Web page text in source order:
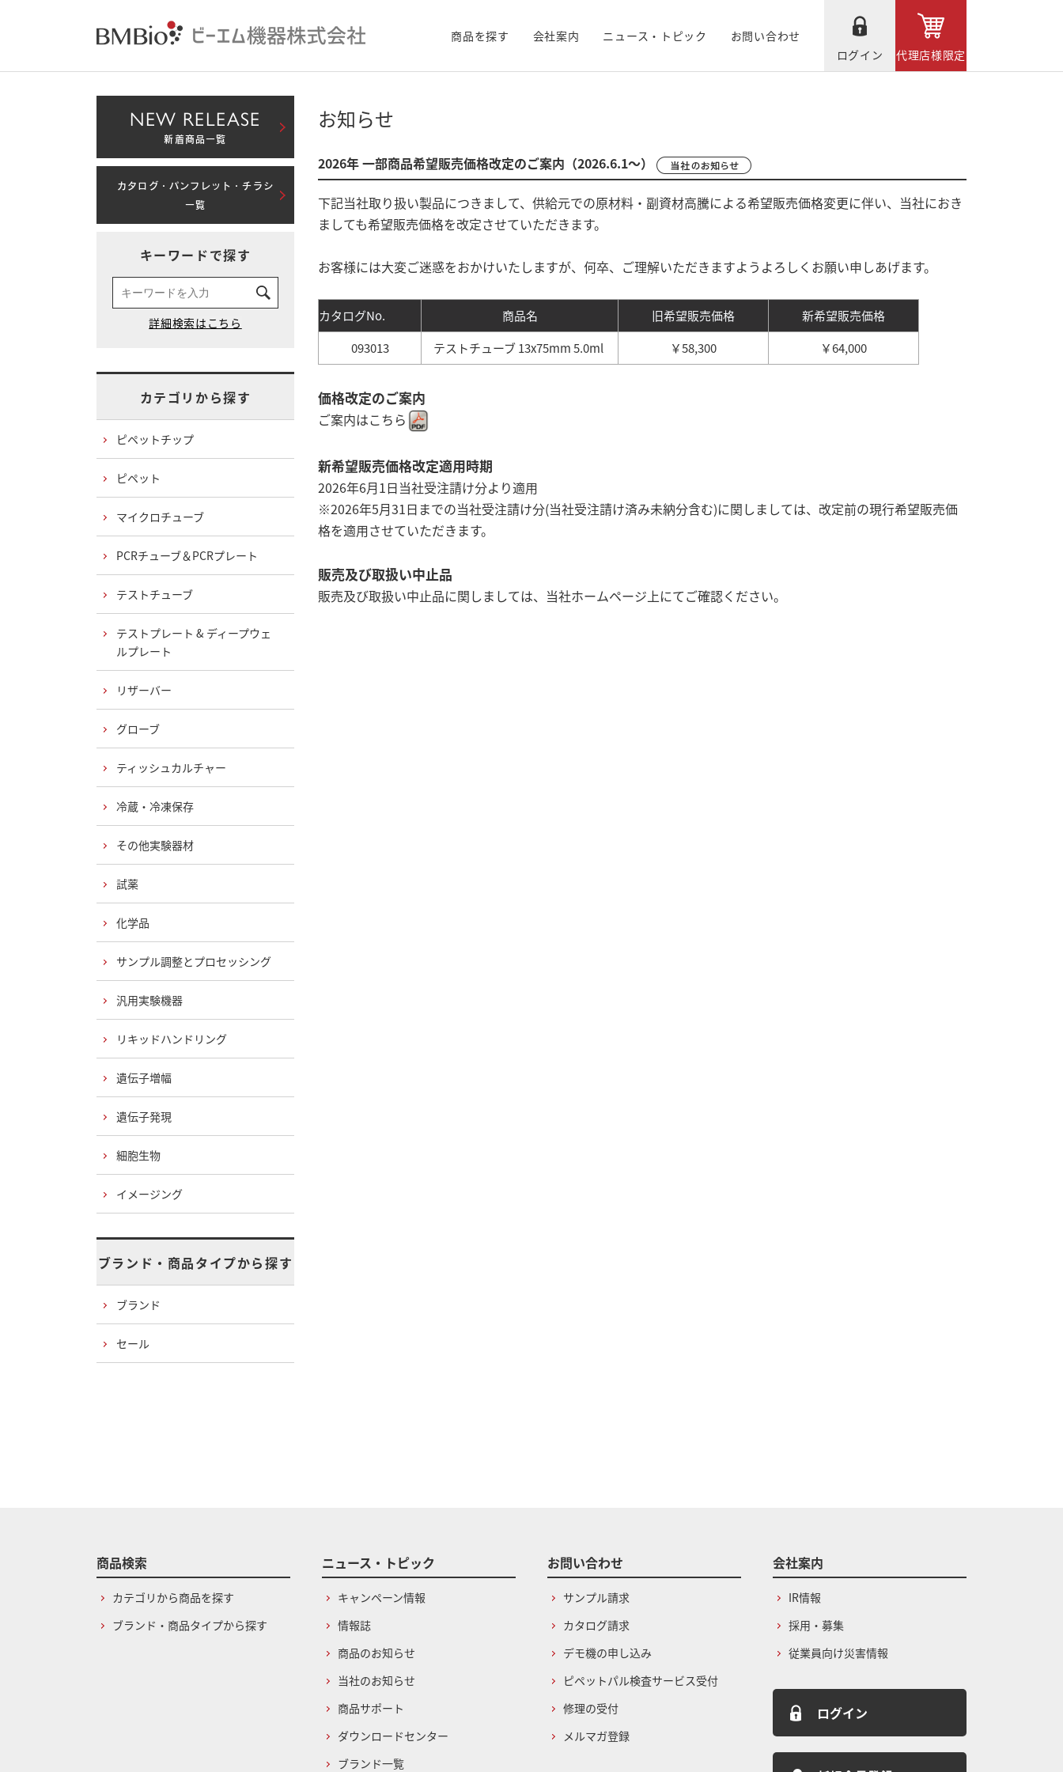
商品を探す 会社案内 ニュース・トピック
お問い合わせ
ログイン
代理店様限定
お知らせ
2026年 一部商品希望販売価格改定のご案内（2026.6.1～）
下記当社取り扱い製品につきまして、供給元での原材料・副資材高騰による希望販売価格変更に伴い、当社におき
ましても希望販売価格を改定させていただきます。
お客様には大変ご迷惑をおかけいたしますが、何卒、ご理解いただきますようよろしくお願い申しあげます。
カタログNo. 商品名 旧希望販売価格
新希望販売価格
093013
テストチューブ 13x75mm 5.0ml ￥58,300 ￥64,000
価格改定のご案内
ご案内はこちら
新希望販売価格改定適用時期
2026年6月1日当社受注請け分より適用
※2026年5月31日までの当社受注請け分(当社受注請け済み未納分含む)に関しましては、改定前の現行希望販売価
格を適用させていただきます。
販売及び取扱い中止品
販売及び取扱い中止品に関しましては、当社ホームページ上にてご確認ください。
NEW RELEASE
新着商品一覧
カタログ・パンフレット・チラシ
一覧
キーワードで探す
カテゴリから探す
ピペットチップ
ピペット
マイクロチューブ
PCRチューブ＆PCRプレート
テストチューブ
テストプレート & ディープウェ
ルプレート
リザーバー
グローブ
ティッシュカルチャー
冷蔵・冷凍保存
その他実験器材
試薬
化学品
サンプル調整とプロセッシング
汎用実験機器
リキッドハンドリング
遺伝子増幅
遺伝子発現
細胞生物
イメージング
ブランド・商品タイプから探す
ブランド
セール
商品検索
カテゴリから商品を探す
ブランド・商品タイプから探す
ニュース・トピック
キャンペーン情報
情報誌
商品のお知らせ
当社のお知らせ
商品サポート
ダウンロードセンター
ブランド一覧
お問い合わせ
サンプル請求
カタログ請求
デモ機の申し込み
ピペットパル検査サービス受付
修理の受付
メルマガ登録
会社案内
IR情報
採用・募集
従業員向け災害情報
ログイン